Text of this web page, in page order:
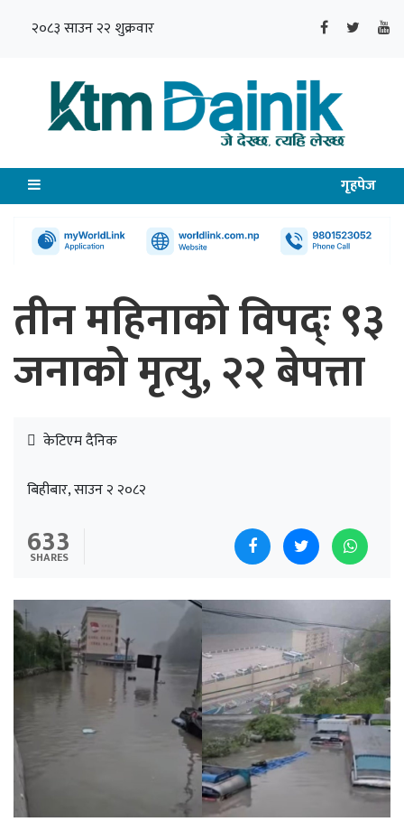
२०८३ साउन २२ शुक्रवार
गृहपेज
तीन महिनाको विपद्ः ९३
जनाको मृत्यु, २२ बेपत्ता
केटिएम दैनिक
बिहीबार, साउन २ २०८२
633
SHARES